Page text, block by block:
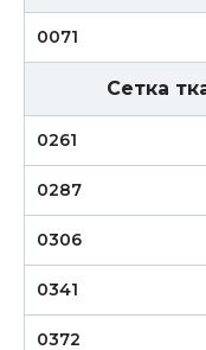
0071
Сетка
0261
0287
0306
0341
0372